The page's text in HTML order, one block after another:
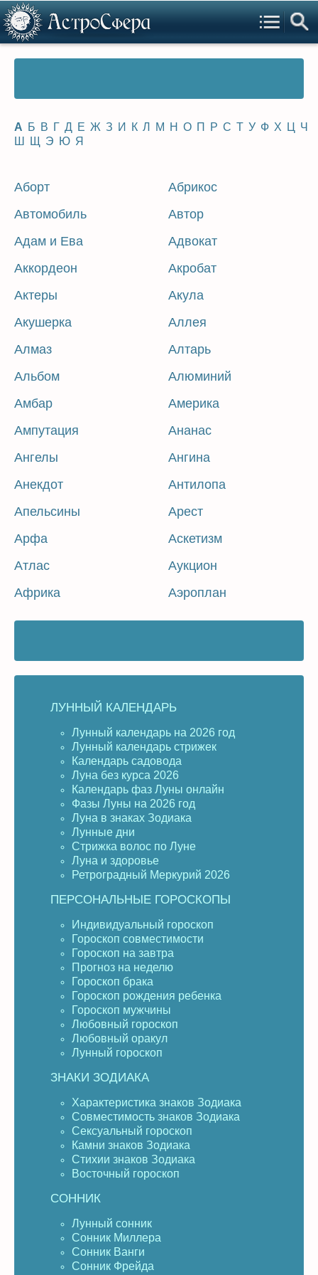
А Б В Г Д Е Ж З И К Л М Н О П Р С Т У Ф Х Ц
Ч
Ш
Щ Э Ю Я
Аборт
Абрикос
Автомобиль
Автор
Адам и Ева
Адвокат
Аккордеон
Акробат
Актеры
Акула
Акушерка
Аллея
Алмаз
Алтарь
Альбом
Алюминий
Амбар
Америка
Ампутация
Ананас
Ангелы
Ангина
Анекдот
Антилопа
Апельсины
Арест
Арфа
Аскетизм
Атлас
Аукцион
Африка
Аэроплан
ЛУННЫЙ КАЛЕНДАРЬ
Лунный календарь на 2026 год
Лунный календарь стрижек
Календарь садовода
Луна без курса 2026
Календарь фаз Луны онлайн
Фазы Луны на 2026 год
Луна в знаках Зодиака
Лунные дни
Стрижка волос по Луне
Луна и здоровье
Ретроградный Меркурий 2026
ПЕРСОНАЛЬНЫЕ ГОРОСКОПЫ
Индивидуальный гороскоп
Гороскоп совместимости
Гороскоп на завтра
Прогноз на неделю
Гороскоп брака
Гороскоп рождения ребенка
Гороскоп мужчины
Любовный гороскоп
Любовный оракул
Лунный гороскоп
ЗНАКИ ЗОДИАКА
Характеристика знаков Зодиака
Совместимость знаков Зодиака
Сексуальный гороскоп
Камни знаков Зодиака
Стихии знаков Зодиака
Восточный гороскоп
СОННИК
Лунный сонник
Сонник Миллера
Сонник Ванги
Сонник Фрейда